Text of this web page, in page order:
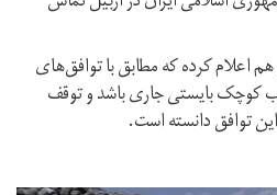
اعلام کردە کە مطابق با توافق‌های
کوچک بایستی جاری باشد و توقف
توافق دانسته است.